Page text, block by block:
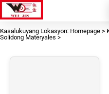
Kasalukuyang Lokasyon: Homepage >
Solidong Materyales >